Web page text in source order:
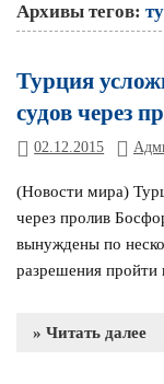
Архивы тегов:
Турция
судов через
02.12.2015
(Новости мира)
через пролив
вынуждены по
разрешения пройти
» Читать далее